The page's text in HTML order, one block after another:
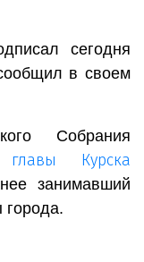
сегодня
в своем
Собрания
Курска
занимавший
города.